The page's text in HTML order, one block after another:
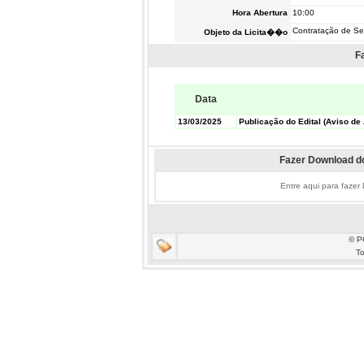
Hora Abertura
10:00
Objeto da Licita��o Contratação de
Data
13/03/2025 Publicação do Edital (Aviso de
Fazer Download
Entre aqui para fazer
©